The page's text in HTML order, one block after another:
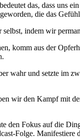
das, dass uns
die das
indem wir
komm aus der
wahr und setzte im
wir den Kampf mit
den Fokus auf die
Folge.